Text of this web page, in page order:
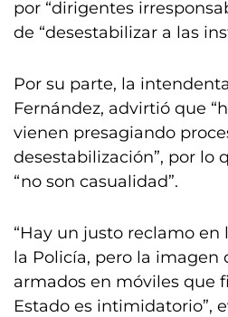
por “dirigentes
de “desestabilizar a las
Por su parte, la
Fernández, advirtió que
vienen presagiando
desestabilización”, por lo
“no son casualidad”.
“Hay un justo reclamo en
la Policía, pero la imagen
armados en móviles que
Estado es intimidatorio”,